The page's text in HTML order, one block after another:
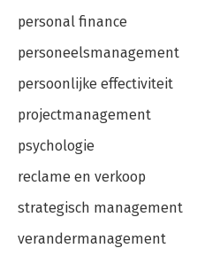
personal finance
personeelsmanagement
persoonlijke effectiviteit
projectmanagement
psychologie
reclame en verkoop
strategisch management
verandermanagement